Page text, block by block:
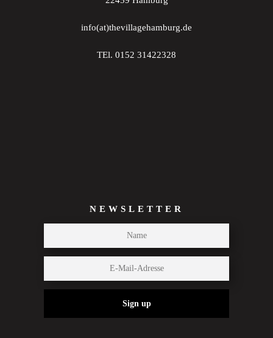
info(at)thevillagehamburg.de
TEl. 0152 31422328
NEWSLETTER
Sign up